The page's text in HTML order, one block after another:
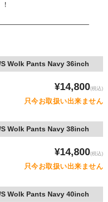
Wolk Pants Navy 36inch
¥14,800(税込)
只今お取扱い出来ません
Wolk Pants Navy 38inch
¥14,800(税込)
只今お取扱い出来ません
Wolk Pants Navy 40inch